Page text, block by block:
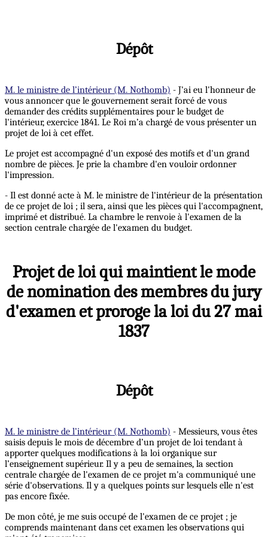
Dépôt
M. le ministre de l’intérieur (M. Nothomb) - J'ai eu l'honneur de
vous annoncer que le gouvernement serait forcé de vous
demander des crédits supplémentaires pour le budget de
l'intérieur, exercice 1841. Le Roi m’a chargé de vous présenter un
projet de loi à cet effet.
Le projet est accompagné d'un exposé des motifs et d'un grand
nombre de pièces. Je prie la chambre d'en vouloir ordonner
l'impression.
- Il est donné acte à M. le ministre de l'intérieur de la présentation
de ce projet de loi ; il sera, ainsi que les pièces qui l'accompagnent,
imprimé et distribué. La chambre le renvoie à l'examen de la
section centrale chargée de l'examen du budget.
Projet de loi qui maintient le mode
de nomination des membres du jury
d'examen et proroge la loi du 27 mai
1837
Dépôt
M. le ministre de l’intérieur (M. Nothomb) - Messieurs, vous êtes
saisis depuis le mois de décembre d’un projet de loi tendant à
apporter quelques modifications à la loi organique sur
l’enseignement supérieur. Il y a peu de semaines, la section
centrale chargée de l'examen de ce projet m'a communiqué une
série d'observations. Il y a quelques points sur lesquels elle n'est
pas encore fixée.
De mon côté, je me suis occupé de l'examen de ce projet ; je
comprends maintenant dans cet examen les observations qui